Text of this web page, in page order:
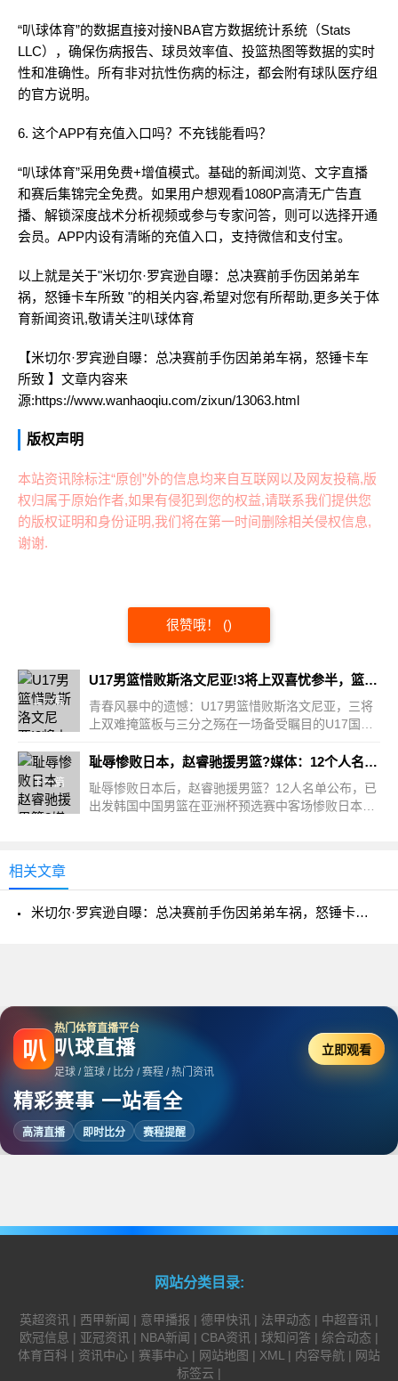
“叭球体育”的数据直接对接NBA官方数据统计系统（Stats
LLC），确保伤病报告、球员效率值、投篮热图等数据的实时
性和准确性。所有非对抗性伤病的标注，都会附有球队医疗组
的官方说明。
6. 这个APP有充值入口吗？不充钱能看吗？
“叭球体育”采用免费+增值模式。基础的新闻浏览、文字直播
和赛后集锦完全免费。如果用户想观看1080P高清无广告直
播、解锁深度战术分析视频或参与专家问答，则可以选择开通
会员。APP内设有清晰的充值入口，支持微信和支付宝。
以上就是关于"米切尔·罗宾逊自曝：总决赛前手伤因弟弟车
祸，怒锤卡车所致 "的相关内容,希望对您有所帮助,更多关于体
育新闻资讯,敬请关注叭球体育
【米切尔·罗宾逊自曝：总决赛前手伤因弟弟车祸，怒锤卡车
所致 】文章内容来
源:https://www.wanhaoqiu.com/zixun/13063.html
版权声明
本站资讯除标注“原创”外的信息均来自互联网以及网友投稿,版
权归属于原始作者,如果有侵犯到您的权益,请联系我们提供您
的版权证明和身份证明,我们将在第一时间删除相关侵权信息,
谢谢.
很赞哦！ ()
上一篇
U17男篮惜败斯洛文尼亚!3将上双喜忧参半，篮板+三分成输球主因
青春风暴中的遗憾：U17男篮惜败斯洛文尼亚，三将
上双难掩篮板与三分之殇在一场备受瞩目的U17国际
下一篇
耻辱惨败日本，赵睿驰援男篮?媒体：12个人名单公布，已出发韩国
耻辱惨败日本后，赵睿驰援男篮？12人名单公布，已
出发韩国中国男篮在亚洲杯预选赛中客场惨败日本
相关文章
米切尔·罗宾逊自曝：总决赛前手伤因弟弟车祸，怒锤卡车所致
叭
热门体育直播平台
叭球直播
足球 / 篮球 / 比分 / 赛程 / 热门资讯
精彩赛事 一站看全
高清直播 即时比分 赛程提醒
立即观看
网站分类目录:
英超资讯 | 西甲新闻 | 意甲播报 | 德甲快讯 | 法甲动态 | 中超音讯 |
欧冠信息 | 亚冠资讯 | NBA新闻 | CBA资讯 | 球知问答 | 综合动态 |
体育百科 | 资讯中心 | 赛事中心 | 网站地图 | XML | 内容导航 | 网站
标签云 |